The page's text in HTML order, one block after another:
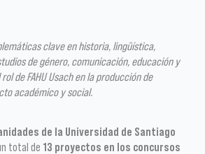
clave en historia, lingüística,
de género, comunicación, educación y
de FAHU Usach en la producción de
académico y social.
de la Universidad de Santiago
total de 13 proyectos en los concursos